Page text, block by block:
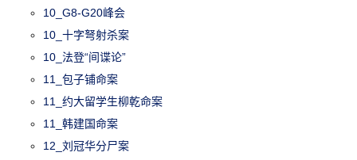
10_G8-G20峰会
10_十字弩射杀案
10_法登“间谍论”
11_包子铺命案
11_约大留学生柳乾命案
11_韩建国命案
12_刘冠华分尸案